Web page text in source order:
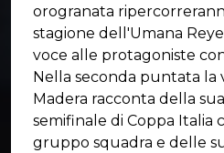
orogranata
stagione dell'Umana
voce alle protagoniste
Nella seconda puntata la
Madera racconta della
semifinale di Coppa Italia
gruppo squadra e delle